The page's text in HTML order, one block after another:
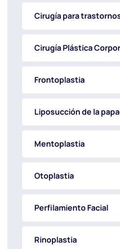
Cirugía para
Cirugía Plástica
Frontoplastia
Liposucción de la
Mentoplastia
Otoplastia
Perfilamiento Facial
Rinoplastia